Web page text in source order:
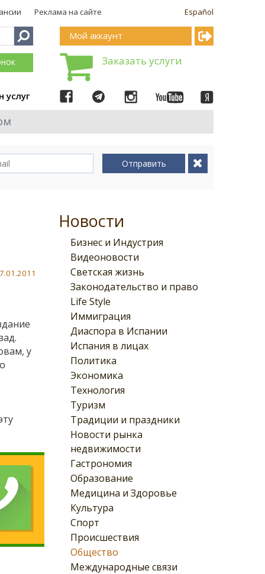
Español
Реклама на сайте
услуг
Мой аккаунт
Заказать услуги
Отправить
Новости
Бизнес и Индустрия
Видеоновости
Светская жизнь
Законодательство и право
Life Style
Иммиграция
Диаспора в Испании
Испания в лицах
Политика
Экономика
Технология
Туризм
Традиции и праздники
Новости рынка
недвижимости
Гастрономия
Образование
Медицина и Здоровье
Культура
Спорт
Происшествия
Общество
Международные связи
у